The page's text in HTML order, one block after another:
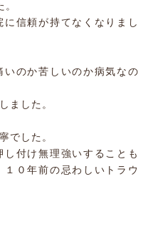
信頼が持てなくなりまし
いのか苦しいのか病気なの
ました。
でした。
付け無理強いすることも
０年前の忌わしいトラウ